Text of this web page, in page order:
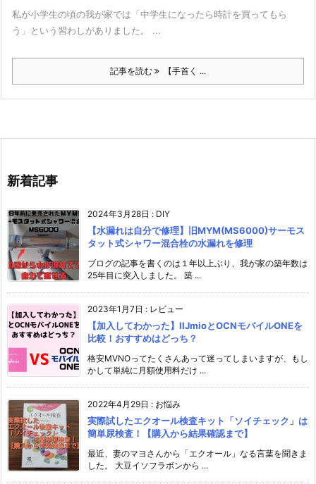
私が小学生の頃の我が家では「中学生になったら時計を買ってもら
う」という習わしがありました。 ...
記事を読む 【手首く ...
新着記事
2024年3月28日 : DIY
【水漏れは自分で修理】旧MYM(MS6000)サーモス
タット式シャワー混合栓の水漏れを修理
ブログの記事を書くのは１年以上ぶり、我が家の築年数は
25年目に突入しました。 築 ...
2023年1月7日 : レビュー
【加入してわかった】IIJmioとOCNモバイルONEを
比較！おすすめはどっち？
格安MVNOってたくさんあって迷ってしまいますが、もし
かして単純に月額使用料だけ ...
2022年4月29日 : お悩み
実際試したエクオール検査キット「ソイチェック」は
簡単尿検査！【購入から結果確認まで】
最近、妻のマヨさんから「エクオール」なる言葉を聞きま
した。 大豆イソフラボンから ...